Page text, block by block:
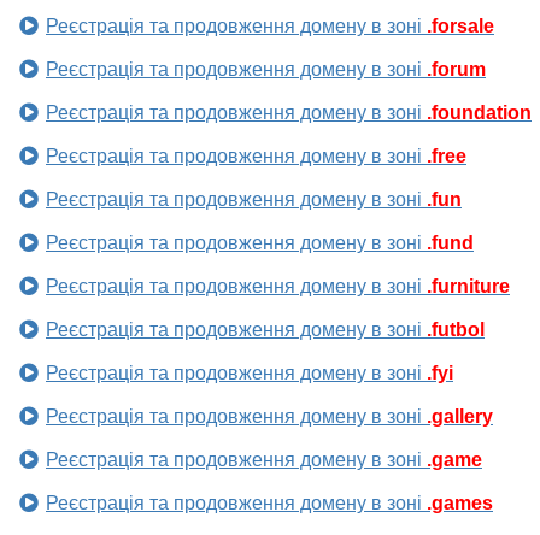
Реєстрація та продовження домену в зоні .forsale
Реєстрація та продовження домену в зоні .forum
Реєстрація та продовження домену в зоні .foundation
Реєстрація та продовження домену в зоні .free
Реєстрація та продовження домену в зоні .fun
Реєстрація та продовження домену в зоні .fund
Реєстрація та продовження домену в зоні .furniture
Реєстрація та продовження домену в зоні .futbol
Реєстрація та продовження домену в зоні .fyi
Реєстрація та продовження домену в зоні .gallery
Реєстрація та продовження домену в зоні .game
Реєстрація та продовження домену в зоні .games